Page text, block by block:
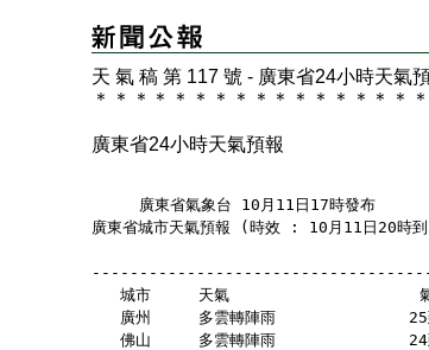
天 氣 稿 第 117 號 - 廣東省24小時天氣
＊
＊ ＊ ＊ ＊ ＊ ＊ ＊ ＊ ＊ ＊ ＊ ＊ ＊ ＊ ＊ ＊
廣東省24小時天氣預報
     廣東省氣象台 10月11日17時發布
廣東省城市天氣預報 (時效 : 10月11日20時
城市     天氣
廣州     多雲轉陣雨
佛山     多雲轉陣雨